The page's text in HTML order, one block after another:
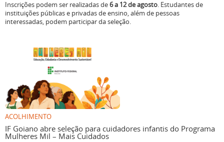
Inscrições podem ser realizadas de6 a 12 de agosto. Estudantes de
instituições públicas e privadas de ensino, além de pessoas
interessadas, podem participar da seleção.
ACOLHIMENTO
IF Goiano abre seleção para cuidadores infantis do Programa
Mulheres Mil – Mais Cuidados